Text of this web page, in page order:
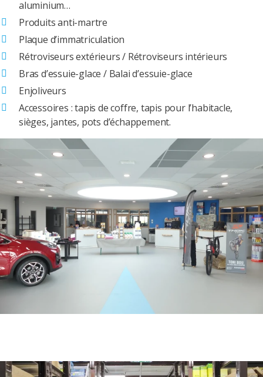
aluminium…
Produits anti-martre
Plaque d’immatriculation
Rétroviseurs extérieurs / Rétroviseurs intérieurs
Bras d’essuie-glace / Balai d’essuie-glace
Enjoliveurs
Accessoires : tapis de coffre, tapis pour l’habitacle,
sièges, jantes, pots d’échappement.